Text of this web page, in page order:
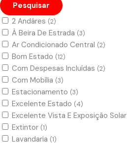
Pesquisar
2 Andáres (2)
À Beira De Estrada (3)
Ar Condicionado Central (2)
Bom Estado (12)
Com Despesas Incluídas (2)
Com Mobília (3)
Estacionamento (3)
Excelente Estado (4)
Excelente Vista E Exposição Solar
Extintor (1)
Lavandaria (1)